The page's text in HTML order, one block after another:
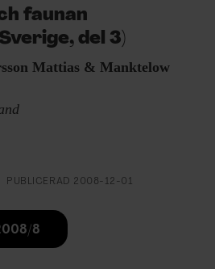
faunan
del 3)
Mattias & Manktelow
PUBLICERAD 2008-12-01
8